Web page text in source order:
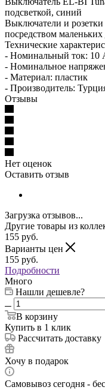
подсветкой, синий
Выключатели и розетки
посредством маленьких
Технические
- Номинальный ток: 10
- Номинальное
- Материал: пластик
- Производитель:
Отзывы
Нет оценок
Оставить отзыв
Загрузка отзывов...
Другие товары из
155 руб.
Варианты цен
155 руб.
Подробности
Много
Нашли дешевле?
В корзину
Купить в 1 клик
Рассчитать доставку
Хочу в подарок
Самовывоз сегодня -